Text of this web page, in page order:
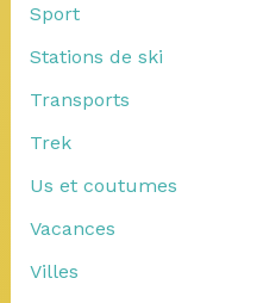
Sport
Stations de ski
Transports
Trek
Us et coutumes
Vacances
Villes